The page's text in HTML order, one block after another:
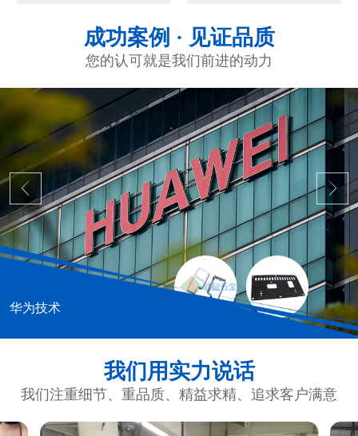
成功案例 · 见证品质
您的认可就是我们前进的动力
华为技术
我们用实力说话
我们注重细节、重品质、精益求精、追求客户满意